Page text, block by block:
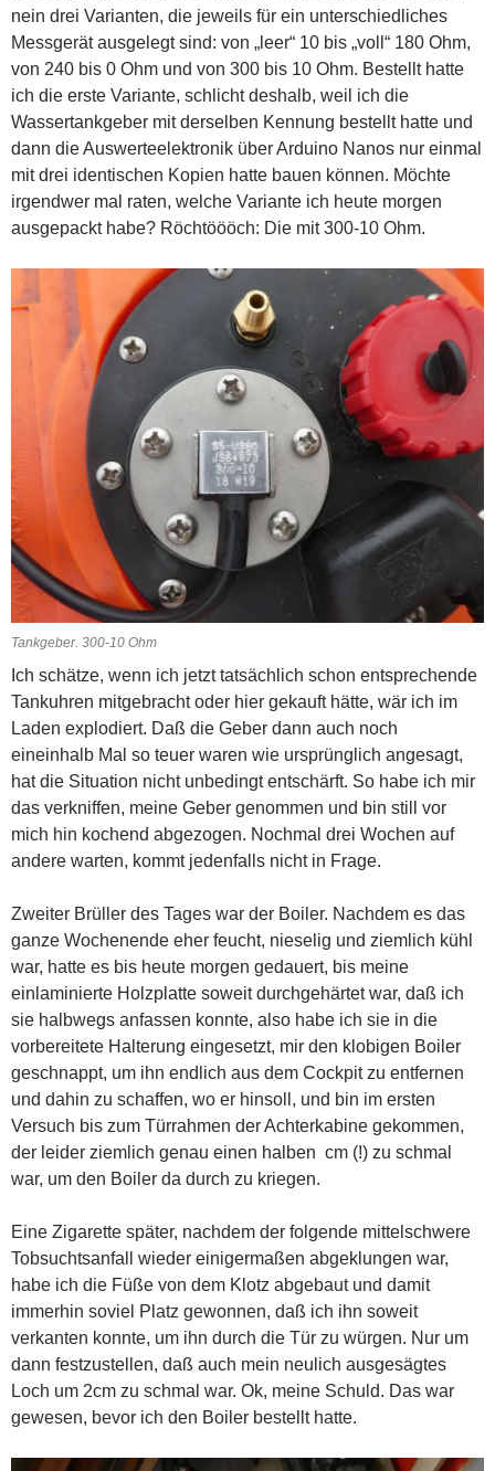
nein drei Varianten, die jeweils für ein unterschiedliches
Messgerät ausgelegt sind: von „leer“ 10 bis „voll“ 180 Ohm,
von 240 bis 0 Ohm und von 300 bis 10 Ohm. Bestellt hatte
ich die erste Variante, schlicht deshalb, weil ich die
Wassertankgeber mit derselben Kennung bestellt hatte und
dann die Auswerteelektronik über Arduino Nanos nur einmal
mit drei identischen Kopien hatte bauen können. Möchte
irgendwer mal raten, welche Variante ich heute morgen
ausgepackt habe? Röchtöööch: Die mit 300-10 Ohm.
Tankgeber. 300-10 Ohm
Ich schätze, wenn ich jetzt tatsächlich schon entsprechende
Tankuhren mitgebracht oder hier gekauft hätte, wär ich im
Laden explodiert. Daß die Geber dann auch noch
eineinhalb Mal so teuer waren wie ursprünglich angesagt,
hat die Situation nicht unbedingt entschärft. So habe ich mir
das verkniffen, meine Geber genommen und bin still vor
mich hin kochend abgezogen. Nochmal drei Wochen auf
andere warten, kommt jedenfalls nicht in Frage.
Zweiter Brüller des Tages war der Boiler. Nachdem es das
ganze Wochenende eher feucht, nieselig und ziemlich kühl
war, hatte es bis heute morgen gedauert, bis meine
einlaminierte Holzplatte soweit durchgehärtet war, daß ich
sie halbwegs anfassen konnte, also habe ich sie in die
vorbereitete Halterung eingesetzt, mir den klobigen Boiler
geschnappt, um ihn endlich aus dem Cockpit zu entfernen
und dahin zu schaffen, wo er hinsoll, und bin im ersten
Versuch bis zum Türrahmen der Achterkabine gekommen,
der leider ziemlich genau einen halben cm (!) zu schmal
war, um den Boiler da durch zu kriegen.
Eine Zigarette später, nachdem der folgende mittelschwere
Tobsuchtsanfall wieder einigermaßen abgeklungen war,
habe ich die Füße von dem Klotz abgebaut und damit
immerhin soviel Platz gewonnen, daß ich ihn soweit
verkanten konnte, um ihn durch die Tür zu würgen. Nur um
dann festzustellen, daß auch mein neulich ausgesägtes
Loch um 2cm zu schmal war. Ok, meine Schuld. Das war
gewesen, bevor ich den Boiler bestellt hatte.